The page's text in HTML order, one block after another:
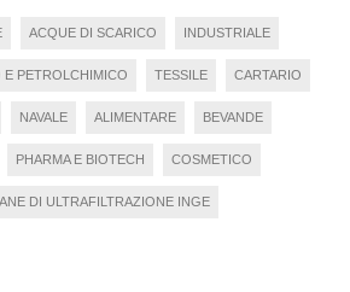
ACQUE DI SCARICO INDUSTRIALE
E PETROLCHIMICO TESSILE CARTARIO
NAVALE ALIMENTARE BEVANDE
PHARMA E BIOTECH COSMETICO
DI ULTRAFILTRAZIONE INGE